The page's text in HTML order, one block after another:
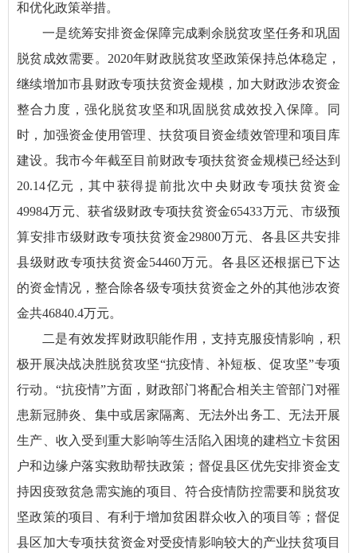
和优化政策举措。
一是统筹安排资金保障完成剩余脱贫攻坚任务和巩固
脱贫成效需要。2020年财政脱贫攻坚政策保持总体稳定，
继续增加市县财政专项扶贫资金规模，加大财政涉农资金
整合力度，强化脱贫攻坚和巩固脱贫成效投入保障。同
时，加强资金使用管理、扶贫项目资金绩效管理和项目库
建设。我市今年截至目前财政专项扶贫资金规模已经达到
20.14亿元，其中获得提前批次中央财政专项扶贫资金
49984万元、获省级财政专项扶贫资金65433万元、市级预
算安排市级财政专项扶贫资金29800万元、各县区共安排
县级财政专项扶贫资金54460万元。各县区还根据已下达
的资金情况，整合除各级专项扶贫资金之外的其他涉农资
金共46840.4万元。
二是有效发挥财政职能作用，支持克服疫情影响，积
极开展决战决胜脱贫攻坚“抗疫情、补短板、促攻坚”专项
行动。“抗疫情”方面，财政部门将配合相关主管部门对罹
患新冠肺炎、集中或居家隔离、无法外出务工、无法开展
生产、收入受到重大影响等生活陷入困境的建档立卡贫困
户和边缘户落实救助帮扶政策；督促县区优先安排资金支
持因疫致贫急需实施的项目、符合疫情防控需要和脱贫攻
坚政策的项目、有利于增加贫困群众收入的项目等；督促
县区加大专项扶贫资金对受疫情影响较大的产业扶贫项目